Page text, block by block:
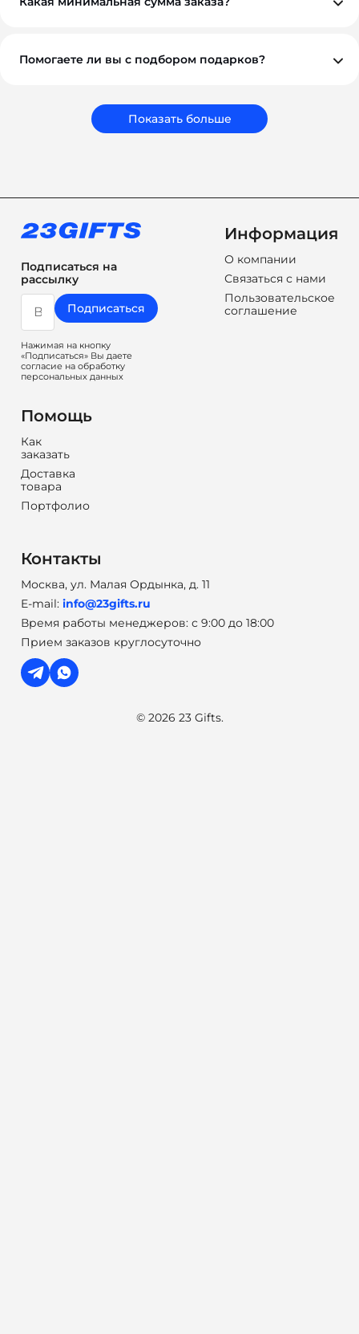
корпоративных клиентов возможны гибкие условия.
Помогаете ли вы с подбором подарков?
сувениры, а решения, которые работают на ваш
Показать больше
Подписаться на
рассылку
Подписаться
Нажимая на кнопку
«Подписаться» Вы даете
согласие на обработку
персональных данных
Информация
О компании
Связаться с нами
Пользовательское
соглашение
Помощь
Как
заказать
Доставка
товара
Портфолио
Контакты
Москва, ул. Малая Ордынка, д. 11
E-mail: info@23gifts.ru
Время работы менеджеров: с 9:00 до 18:00
Прием заказов круглосуточно
© 2026 23 Gifts.